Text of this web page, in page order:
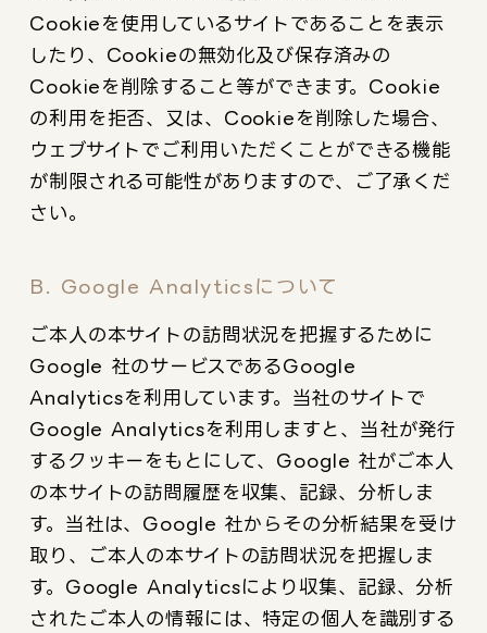
Cookieを使用しているサイトであることを表示
したり、Cookieの無効化及び保存済みの
Cookieを削除すること等ができます。Cookie
の利用を拒否、又は、Cookieを削除した場合、
ウェブサイトでご利用いただくことができる機能
が制限される可能性がありますので、ご了承くだ
さい。
B. Google Analyticsについて
ご本人の本サイトの訪問状況を把握するために
Google 社のサービスであるGoogle
Analyticsを利用しています。当社のサイトで
Google Analyticsを利用しますと、当社が発行
するクッキーをもとにして、Google 社がご本人
の本サイトの訪問履歴を収集、記録、分析しま
す。当社は、Google 社からその分析結果を受け
取り、ご本人の本サイトの訪問状況を把握しま
す。Google Analyticsにより収集、記録、分析
されたご本人の情報には、特定の個人を識別する